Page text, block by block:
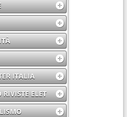
ITALIA
RIVISTE ELET